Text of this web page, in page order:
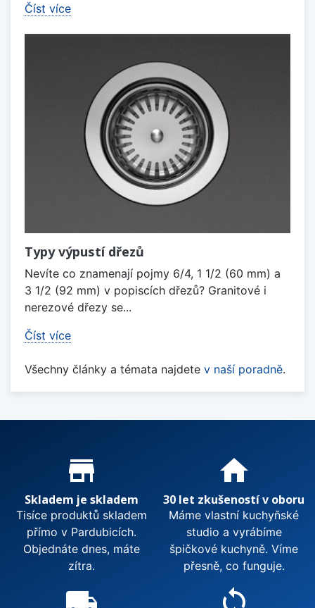
Číst více
Typy výpustí dřezů
Nevíte co znamenají pojmy 6/4, 1 1/2 (60 mm) a
3 1/2 (92 mm) v popiscích dřezů? Granitové i
nerezové dřezy se...
Číst více
Všechny články a témata najdete v naší poradně.
Proč nakupovat u nás?
store_mall_directory
Skladem je skladem
Tisíce produktů skladem
přímo v Pardubicích.
Objednáte dnes, máte
zítra.
home
30 let zkušeností v oboru
Máme vlastní kuchyňské
studio a vyrábíme
špičkové kuchyně. Víme
přesně, co funguje.